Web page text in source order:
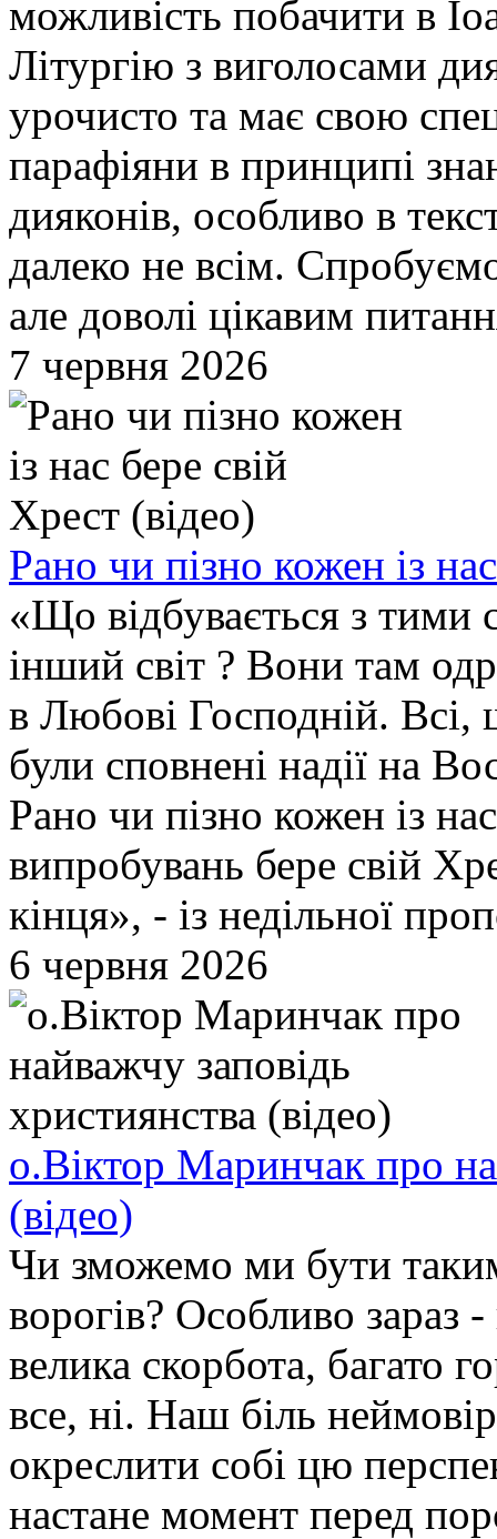
можливість побачити в
Літургію з виголосами
урочисто та має свою
парафіяни в принципі
дияконів, особливо в
далеко не всім.
але доволі цікавим
7 червня 2026
Рано чи пізно кожен із
«Що відбувається з тими
інший світ ? Вони там
в Любові Господній.
були сповнені надії на
Рано чи пізно кожен із
випробувань бере свій
кінця», - із недільної
6 червня 2026
о.Віктор Маринчак про
(відео)
Чи зможемо ми бути
ворогів? Особливо зараз
велика скорбота, багато
все, ні. Наш біль
окреслити собі цю
настане момент перед